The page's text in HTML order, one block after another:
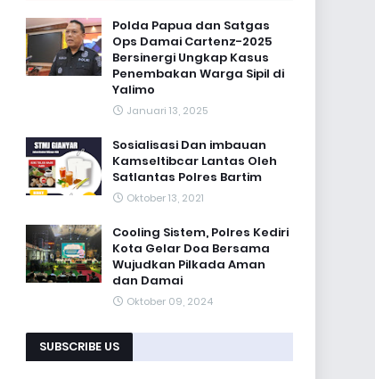
Polda Papua dan Satgas
Ops Damai Cartenz-2025
Bersinergi Ungkap Kasus
Penembakan Warga Sipil di
Yalimo
Januari 13, 2025
Sosialisasi Dan imbauan
Kamseltibcar Lantas Oleh
Satlantas Polres Bartim
Oktober 13, 2021
Cooling Sistem, Polres Kediri
Kota Gelar Doa Bersama
Wujudkan Pilkada Aman
dan Damai
Oktober 09, 2024
SUBSCRIBE US